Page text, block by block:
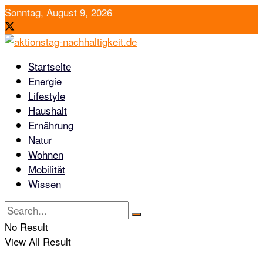
Sonntag, August 9, 2026
Startseite
Energie
Lifestyle
Haushalt
Ernährung
Natur
Wohnen
Mobilität
Wissen
No Result
View All Result